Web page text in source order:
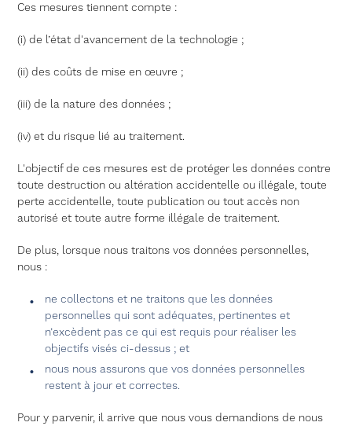
Ces mesures tiennent compte :
(i) de l’état d'avancement de la technologie ;
(ii) des coûts de mise en œuvre ;
(iii) de la nature des données ;
(iv) et du risque lié au traitement.
L'objectif de ces mesures est de protéger les données contre
toute destruction ou altération accidentelle ou illégale, toute
perte accidentelle, toute publication ou tout accès non
autorisé et toute autre forme illégale de traitement.
De plus, lorsque nous traitons vos données personnelles,
nous :
ne collectons et ne traitons que les données
personnelles qui sont adéquates, pertinentes et
n’excèdent pas ce qui est requis pour réaliser les
objectifs visés ci-dessus ; et
nous nous assurons que vos données personnelles
restent à jour et correctes.
Pour y parvenir, il arrive que nous vous demandions de nous